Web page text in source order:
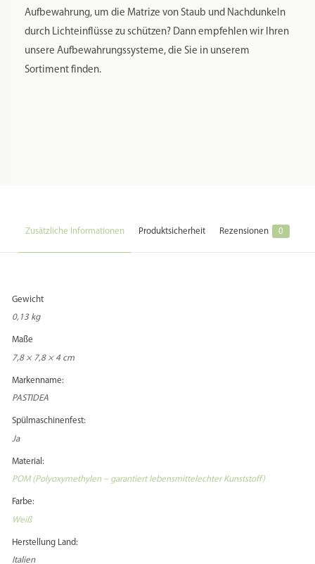
Aufbewahrung, um die Matrize von Staub und Nachdunkeln
durch Lichteinflüsse zu schützen? Dann empfehlen wir Ihren
unsere Aufbewahrungssysteme, die Sie in unserem
Sortiment finden.
Zusätzliche Informationen Produktsicherheit Rezensionen 0
Gewicht
0,13 kg
Maße
7,8 × 7,8 × 4 cm
Markenname:
PASTIDEA
Spülmaschinenfest:
Ja
Material:
POM (Polyoxymethylen – garantiert lebensmittelechter Kunststoff)
Farbe:
Weiß
Herstellung Land:
Italien